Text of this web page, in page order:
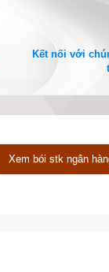
Kết nối với
Xem bói stk ngân